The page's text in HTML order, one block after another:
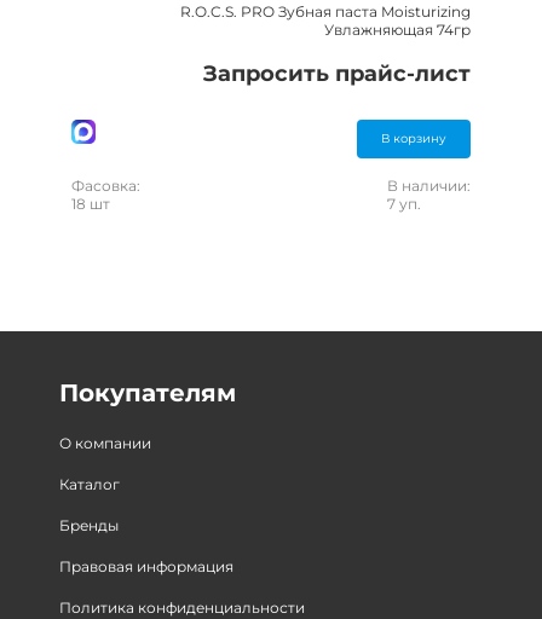
R.O.C.S. PRO Зубная паста Moisturizing
Увлажняющая 74гр
Запросить прайс-лист
В корзину
Фасовка:
18 шт
В наличии:
7 уп.
Покупателям
О компании
Каталог
Бренды
Правовая информация
Политика конфиденциальности